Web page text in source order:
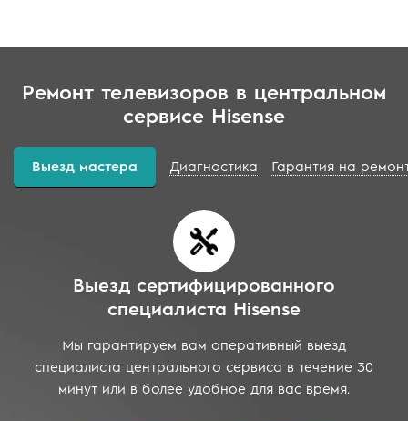
Ремонт телевизоров в центральном
сервисе Hisense
Выезд мастера Диагностика Гарантия на
Выезд сертифицированного
специалиста Hisense
Мы гарантируем вам оперативный выезд
специалиста центрального сервиса в течение 30
минут или в более удобное для вас время.